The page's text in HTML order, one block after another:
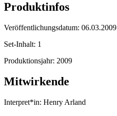
Produktinfos
Veröffentlichungsdatum: 06.03.2009
Set-Inhalt: 1
Produktionsjahr: 2009
Mitwirkende
Interpret*in: Henry Arland